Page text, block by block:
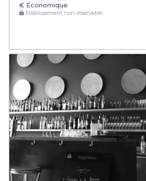
€ Économique
Établissement non réservable